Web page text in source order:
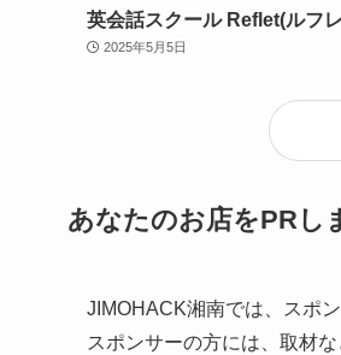
英会話スクール Reflet(ルフ
2025年5月5日
あなたのお店をPRし
JIMOHACK湘南では、スポ
スポンサーの方には、取材